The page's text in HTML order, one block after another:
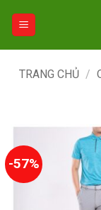
TRANG CHỦ /
-57%